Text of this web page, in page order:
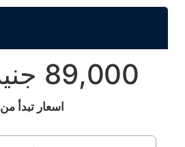
89,000 جنيه للمتر
اسعار تبدأ من